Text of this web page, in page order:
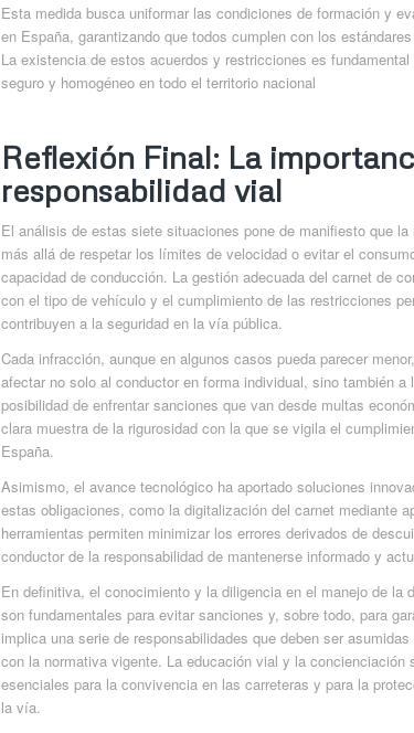
Esta medida busca uniformar las condiciones de formación y
en España, garantizando que todos cumplen con los
La existencia de estos acuerdos y restricciones es
seguro y homogéneo en todo el territorio nacional
Reflexión Final: La
responsabilidad vial
El análisis de estas siete situaciones pone de manifiesto que
más allá de respetar los límites de velocidad o evitar el
capacidad de conducción. La gestión adecuada del carnet de
con el tipo de vehículo y el cumplimiento de las restricciones
contribuyen a la seguridad en la vía pública.
Cada infracción, aunque en algunos casos pueda parecer
afectar no solo al conductor en forma individual, sino también a
posibilidad de enfrentar sanciones que van desde multas
clara muestra de la rigurosidad con la que se vigila el
España.
Asimismo, el avance tecnológico ha aportado soluciones
estas obligaciones, como la digitalización del carnet mediante
herramientas permiten minimizar los errores derivados de
conductor de la responsabilidad de mantenerse informado y
En definitiva, el conocimiento y la diligencia en el manejo de la
son fundamentales para evitar sanciones y, sobre todo, para
implica una serie de responsabilidades que deben ser
con la normativa vigente. La educación vial y la concienciación
esenciales para la convivencia en las carreteras y para la
la vía.